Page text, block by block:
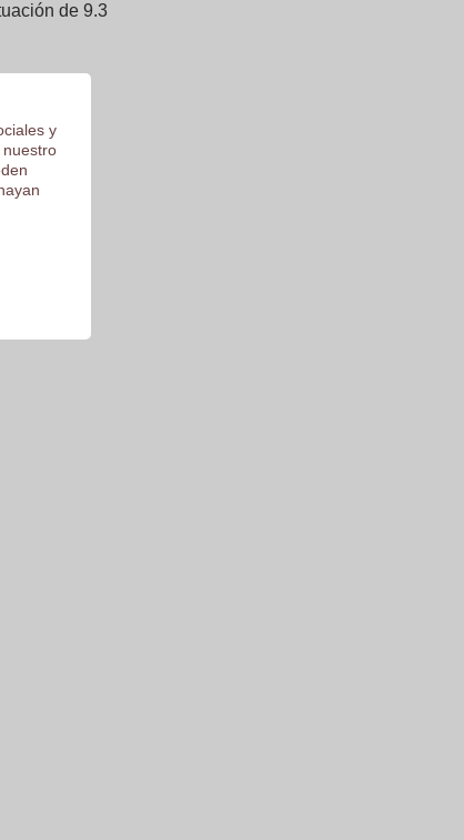
de 9.3
y
nuestro